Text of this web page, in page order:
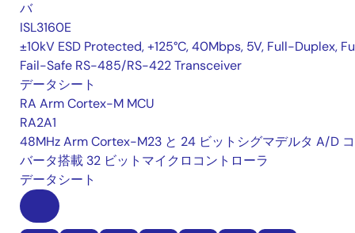
バ
ISL3160E
±10kV ESD Protected, +125°C, 40Mbps, 5V, Full-Duplex,
Fail-Safe RS-485/RS-422 Transceiver
データシート
RA Arm Cortex-M MCU
RA2A1
48MHz Arm Cortex-M23 と 24 ビットシグマデルタ A/D
バータ搭載 32 ビットマイクロコントローラ
データシート